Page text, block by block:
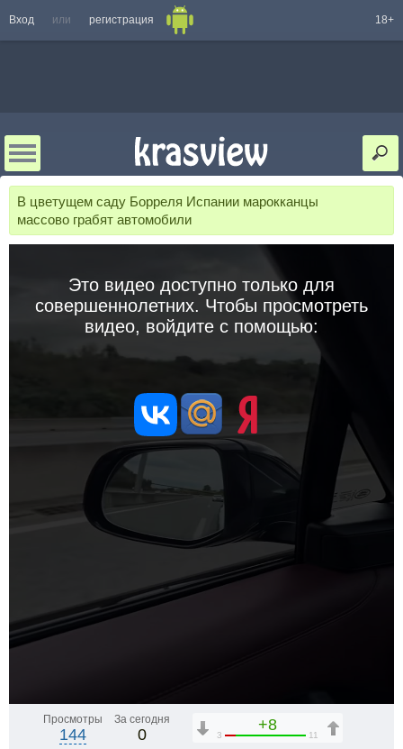
Вход или регистрация 18+
В цветущем саду Борреля Испании марокканцы
массово грабят автомобили
Это видео доступно только для
совершеннолетних. Чтобы просмотреть
видео, войдите с помощью:
Просмотры
144
За сегодня
0
+8
3 11